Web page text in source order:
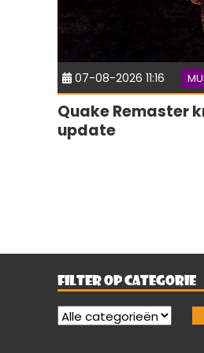
07-08-2026 11:16
Quake Remaster
update
FILTER OP CATEGORIE